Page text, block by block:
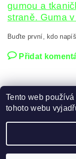
gumou a
straně. Guma
Buďte první, kdo
Přidat
2026 ©
Tento web
tohoto webu